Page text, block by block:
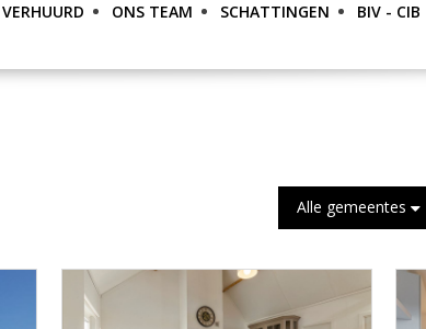
ONS TEAM SCHATTINGEN BIV - CIB
Alle gemeentes